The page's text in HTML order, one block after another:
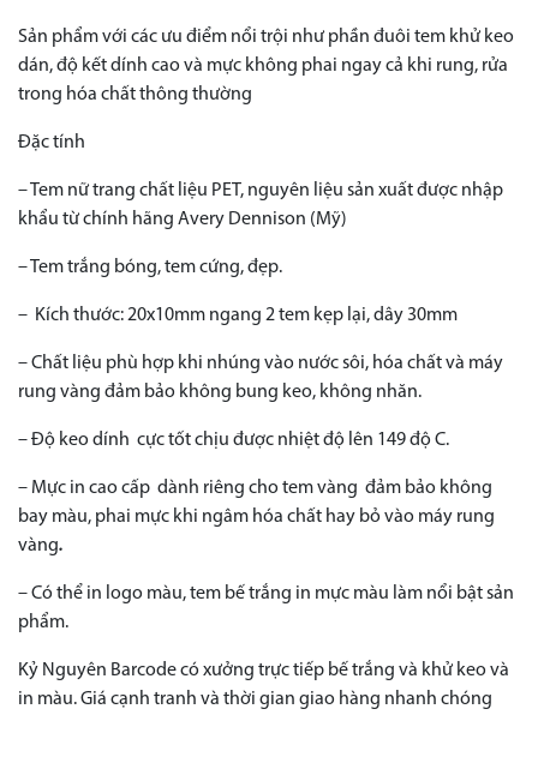
Sản phẩm với các ưu điểm nổi trội như phần đuôi tem khử keo
dán, độ kết dính cao và mực không phai ngay cả khi rung, rửa
trong hóa chất thông thường
Đặc tính
– Tem nữ trang chất liệu PET, nguyên liệu sản xuất được nhập
khẩu từ chính hãng Avery Dennison (Mỹ)
– Tem trắng bóng, tem cứng, đẹp.
– Kích thước: 20x10mm ngang 2 tem kẹp lại, dây 30mm
– Chất liệu phù hợp khi nhúng vào nước sôi, hóa chất và máy
rung vàng đảm bảo không bung keo, không nhăn.
– Độ keo dính cực tốt chịu được nhiệt độ lên 149 độ C.
– Mực in cao cấp dành riêng cho tem vàng đảm bảo không
bay màu, phai mực khi ngâm hóa chất hay bỏ vào máy rung
vàng.
– Có thể in logo màu, tem bế trắng in mực màu làm nổi bật sản
phẩm.
Kỷ Nguyên Barcode có xưởng trực tiếp bế trắng và khử keo và
in màu. Giá cạnh tranh và thời gian giao hàng nhanh chóng